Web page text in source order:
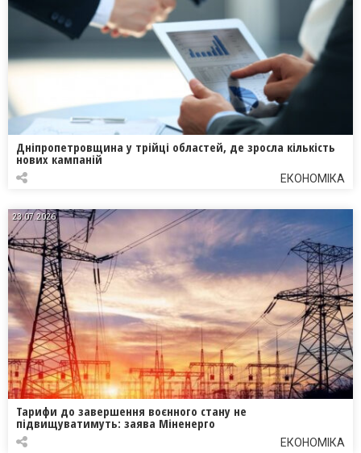
Дніпропетровщина у трійці областей, де зросла кількість
нових кампаній
ЕКОНОМІКА
23.07.2026
Тарифи до завершення воєнного стану не
підвищуватимуть: заява Міненерго
ЕКОНОМІКА